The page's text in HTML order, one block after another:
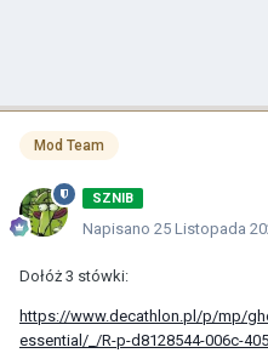
Mod Team
SZNIB
Napisano 25 Listopada
Dołóż 3 stówki:
https://www.decathlon.pl/p/mp/
essential/_/R-p-d8128544-006c-